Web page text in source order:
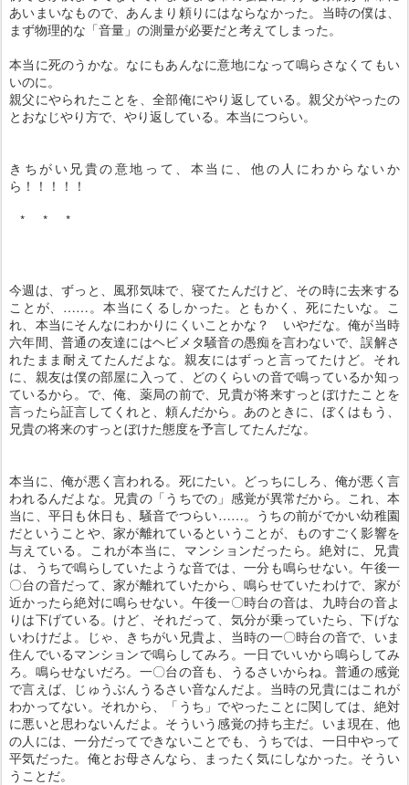
あいまいなもので、あんまり頼りにはならなかった。当時の僕は、
まず物理的な「音量」の測量が必要だと考えてしまった。
本当に死のうかな。なにもあんなに意地になって鳴らさなくてもい
いのに。
親父にやられたことを、全部俺にやり返している。親父がやったの
とおなじやり方で、やり返している。本当につらい。
きちがい兄貴の意地って、本当に、他の人にわからないか
ら！！！！！
* * *
今週は、ずっと、風邪気味で、寝てたんだけど、その時に去来する
ことが、……。本当にくるしかった。ともかく、死にたいな。こ
れ、本当にそんなにわかりにくいことかな？ いやだな。俺が当時
六年間、普通の友達にはヘビメタ騒音の愚痴を言わないで、誤解さ
れたまま耐えてたんだよな。親友にはずっと言ってたけど。それ
に、親友は僕の部屋に入って、どのくらいの音で鳴っているか知っ
ているから。で、俺、薬局の前で、兄貴が将来すっとぼけたことを
言ったら証言してくれと、頼んだから。あのときに、ぼくはもう、
兄貴の将来のすっとぼけた態度を予言してたんだな。
本当に、俺が悪く言われる。死にたい。どっちにしろ、俺が悪く言
われるんだよな。兄貴の「うちでの」感覚が異常だから。これ、本
当に、平日も休日も、騒音でつらい……。うちの前がでかい幼稚園
だということや、家が離れているということが、ものすごく影響を
与えている。これが本当に、マンションだったら。絶対に、兄貴
は、うちで鳴らしていたような音では、一分も鳴らせない。午後一
〇台の音だって、家が離れていたから、鳴らせていたわけで、家が
近かったら絶対に鳴らせない。午後一〇時台の音は、九時台の音よ
りは下げている。けど、それだって、気分が乗っていたら、下げな
いわけだよ。じゃ、きちがい兄貴よ、当時の一〇時台の音で、いま
住んでいるマンションで鳴らしてみろ。一日でいいから鳴らしてみ
ろ。鳴らせないだろ。一〇台の音も、うるさいからね。普通の感覚
で言えば、じゅうぶんうるさい音なんだよ。当時の兄貴にはこれが
わかってない。それから、「うち」でやったことに関しては、絶対
に悪いと思わないんだよ。そういう感覚の持ち主だ。いま現在、他
の人には、一分だってできないことでも、うちでは、一日中やって
平気だった。俺とお母さんなら、まったく気にしなかった。そうい
うことだ。